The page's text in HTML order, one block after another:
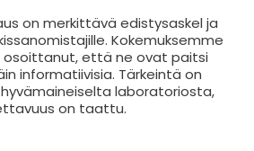
on merkittävä edistysaskel ja
Kokemuksemme
että ne ovat paitsi
informatiivisia. Tärkeintä on
laboratoriosta,
on taattu.